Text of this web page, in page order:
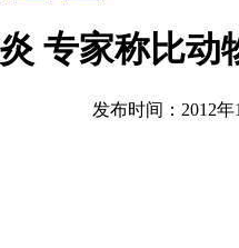
专家称比动
发布时间：2012年